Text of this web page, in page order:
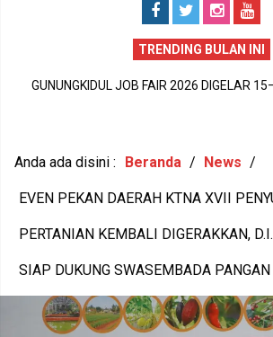
TRENDING BULAN INI
GUNUNGKIDUL JOB FAIR 2026 DIGELAR
GUNUNGKIDUL PECAH REKOR DUNIA !!
Anda ada disini : Beranda / News /
EVEN PEKAN DAERAH KTNA XVII
PERTANIAN KEMBALI DIGERAKKAN,
SIAP DUKUNG SWASEMBADA